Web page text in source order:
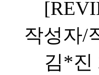
작성자/
김*진